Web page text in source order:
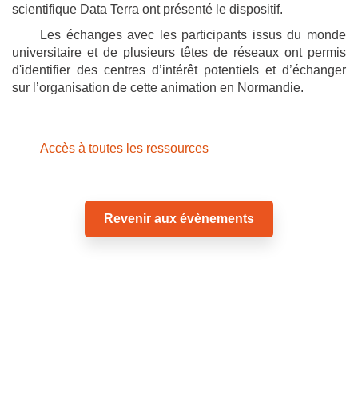
scientifique Data Terra ont présenté le dispositif.
Les échanges avec les participants issus du monde
universitaire et de plusieurs têtes de réseaux ont permis
d'identifier des centres d’intérêt potentiels et d’échanger
sur l’organisation de cette animation en Normandie.
Accès à toutes les ressources
Revenir aux évènements